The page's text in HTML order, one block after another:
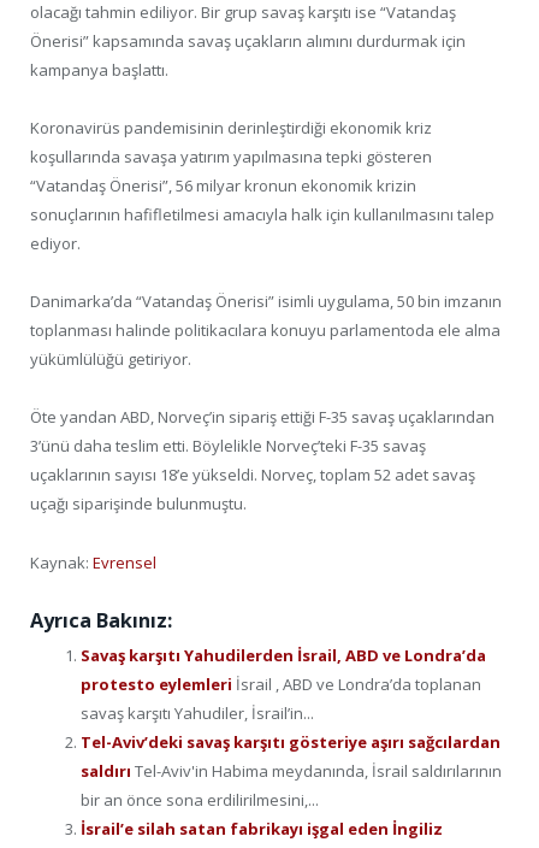
olacağı tahmin ediliyor. Bir grup savaş karşıtı ise “Vatandaş
Önerisi” kapsamında savaş uçakların alımını durdurmak için
kampanya başlattı.
Koronavirüs pandemisinin derinleştirdiği ekonomik kriz
koşullarında savaşa yatırım yapılmasına tepki gösteren
“Vatandaş Önerisi”, 56 milyar kronun ekonomik krizin
sonuçlarının hafifletilmesi amacıyla halk için kullanılmasını talep
ediyor.
Danimarka’da “Vatandaş Önerisi” isimli uygulama, 50 bin imzanın
toplanması halinde politikacılara konuyu parlamentoda ele alma
yükümlülüğü getiriyor.
Öte yandan ABD, Norveç’in sipariş ettiği F-35 savaş uçaklarından
3’ünü daha teslim etti. Böylelikle Norveç’teki F-35 savaş
uçaklarının sayısı 18’e yükseldi. Norveç, toplam 52 adet savaş
uçağı siparişinde bulunmuştu.
Kaynak: Evrensel
Ayrıca Bakınız:
Savaş karşıtı Yahudilerden İsrail, ABD ve Londra’da
protesto eylemleri İsrail , ABD ve Londra’da toplanan
savaş karşıtı Yahudiler, İsrail’in...
Tel-Aviv’deki savaş karşıtı gösteriye aşırı sağcılardan
saldırı Tel-Aviv'in Habima meydanında, İsrail saldırılarının
bir an önce sona erdilirilmesini,...
İsrail’e silah satan fabrikayı işgal eden İngiliz